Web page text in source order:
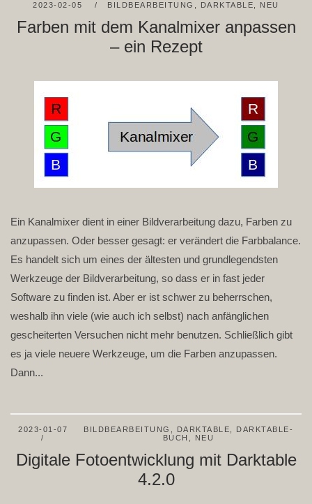
2023-02-05 BILDBEARBEITUNG , DARKTABLE, NEU
Farben mit dem Kanalmixer anpassen
– ein Rezept
Ein Kanalmixer dient in einer Bildverarbeitung dazu, Farben zu
anzupassen. Oder besser gesagt: er verändert die Farbbalance.
Es handelt sich um eines der ältesten und grundlegendsten
Werkzeuge der Bildverarbeitung, so dass er in fast jeder
Software zu finden ist. Aber er ist schwer zu beherrschen,
weshalb ihn viele (wie auch ich selbst) nach anfänglichen
gescheiterten Versuchen nicht mehr benutzen. Schließlich gibt
es ja viele neuere Werkzeuge, um die Farben anzupassen.
Dann...
2023-01-07 BILDBEARBEITUNG DARKTABLE
DARKTABLE-
BUCH
NEU
Digitale Fotoentwicklung mit Darktable
4.2.0